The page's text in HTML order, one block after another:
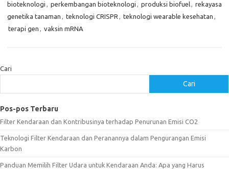
bioteknologi , perkembangan bioteknologi , produksi biofuel, rekayasa
genetika tanaman , teknologi CRISPR , teknologi wearable kesehatan ,
terapi gen , vaksin mRNA
Cari
Cari
Pos-pos Terbaru
Filter Kendaraan dan Kontribusinya terhadap Penurunan Emisi CO2
Teknologi Filter Kendaraan dan Peranannya dalam Pengurangan Emisi
Karbon
Panduan Memilih Filter Udara untuk Kendaraan Anda: Apa yang Harus